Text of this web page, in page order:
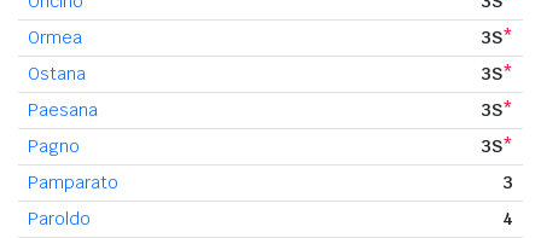
Ormea
3S*
Ostana
3S*
Paesana
3S*
Pagno
3S*
Pamparato
3
Paroldo
4